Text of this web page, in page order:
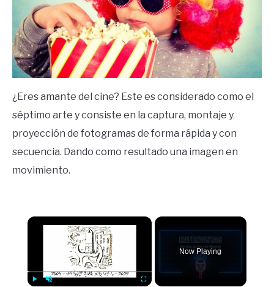
¿Eres amante del cine? Este es considerado como el
séptimo arte y consiste en la captura, montaje y
proyección de fotogramas de forma rápida y con
secuencia. Dando como resultado una imagen en
movimiento.
×
Now Playing